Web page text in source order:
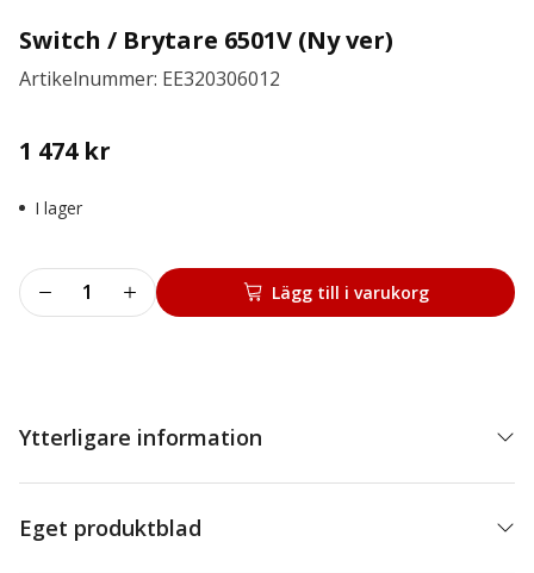
Switch / Brytare 6501V (Ny ver)
Artikelnummer: EE320306012
1 474 kr
I lager
Switch
/
ver)
mängd
Lägg till i varukorg
Ytterligare information
Eget produktblad